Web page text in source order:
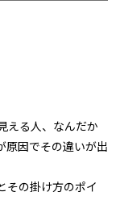
える人、なんだか
原因でその違いが出
その掛け方のポイ